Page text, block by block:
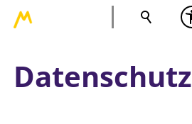
Datenschutz